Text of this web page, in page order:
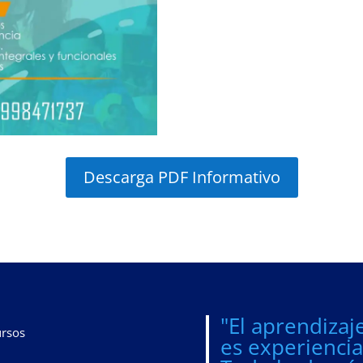
Descarga PDF Informativo
"El
es